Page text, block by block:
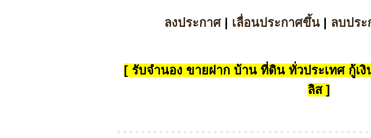
ลงประกาศ| เลื่อนประกาศขึ้น| ลบประ
[ รับจำนอง ขายฝาก บ้าน ที่ดิน ทั่วประเทศ กู้เงิ
ลิส ]